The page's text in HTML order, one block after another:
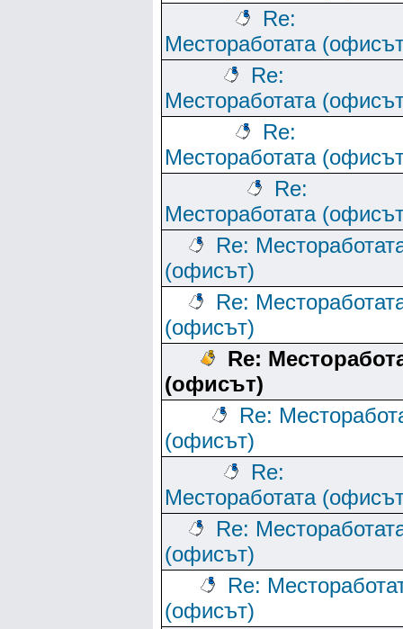
Re:
Местоработата
Re:
Местоработата
Re:
Местоработата
Re:
Местоработата
Re:
(офисът)
Re:
(офисът)
Re:
(офисът)
Re:
(офисът)
Re:
Местоработата
Re:
(офисът)
Re:
(офисът)